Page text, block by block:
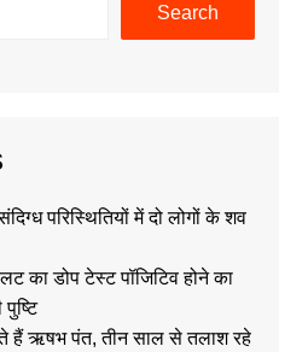
Search
परिस्थितियों में दो लोगों के शव
का डोप टेस्ट पॉजिटिव होने का
हैं ऋषभ पंत, तीन साल से तलाश रहे